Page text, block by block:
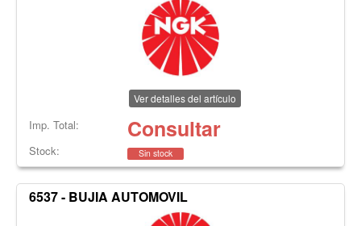
Ver detalles del artículo
Imp. Total: Consultar
Stock: Sin stock
6537 - BUJIA AUTOMOVIL